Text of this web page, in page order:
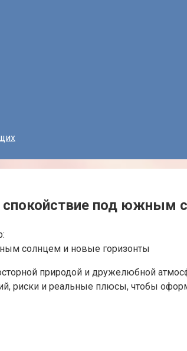
спокойствие под южным
природой и дружелюбной
риски и реальные плюсы, чтобы